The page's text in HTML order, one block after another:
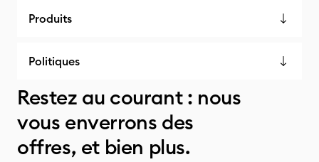
Produits
Politiques
Restez au courant : nous
vous enverrons des
offres, et bien plus.